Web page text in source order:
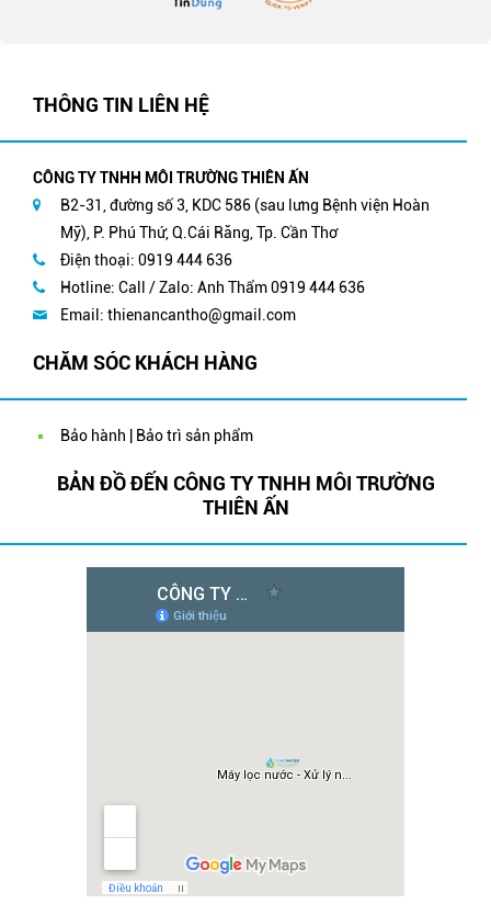
THÔNG TIN LIÊN HỆ
CÔNG TY TNHH MÔI TRƯỜNG THIÊN ẤN
B2-31, đường số 3, KDC 586 (sau lưng Bệnh viện Hoàn
Mỹ), P. Phú Thứ, Q.Cái Răng, Tp. Cần Thơ
Điện thoại: 0919 444 636
Hotline: Call / Zalo: Anh Thẩm 0919 444 636
Email: thienancantho@gmail.com
CHĂM SÓC KHÁCH HÀNG
Bảo hành | Bảo trì sản phẩm
BẢN ĐỒ ĐẾN CÔNG TY TNHH MÔI TRƯỜNG
THIÊN ẤN